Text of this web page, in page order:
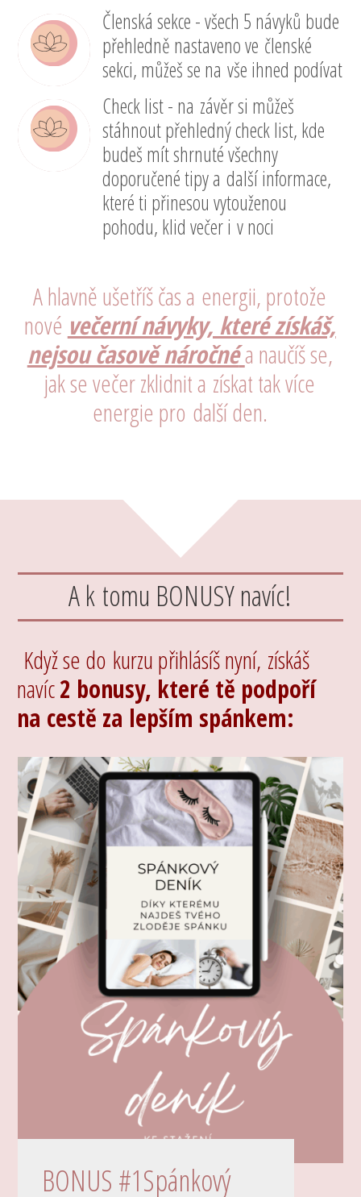
Členská sekce - všech 5 návyků bude
přehledně nastaveno ve členské
sekci, můžeš se na vše ihned podívat
Check list - na závěr si můžeš
stáhnout přehledný check list, kde
budeš mít shrnuté všechny
doporučené tipy a další informace,
které ti přinesou vytouženou
pohodu, klid večer i v noci
A hlavně ušetříš čas a energii, protože
nové večerní návyky, které získáš,
nejsou časově náročnéa naučíš se,
jak se večer zklidnit a získat tak více
energie pro další den.
A k tomu BONUSY navíc!
Když se do kurzu přihlásíš nyní, získáš
navíc2 bonusy, které tě podpoří
na cestě za lepším spánkem:
BONUS #1Spánkový